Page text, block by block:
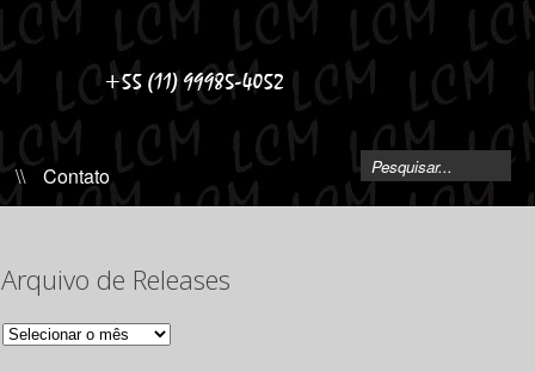
\\ Contato
Arquivo de Releases
Arquivo